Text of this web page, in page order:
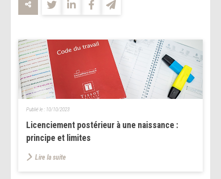
Licenciement postérieur à une naissance :
principe et limites
Publié le : 10/10/2023
Lire la suite